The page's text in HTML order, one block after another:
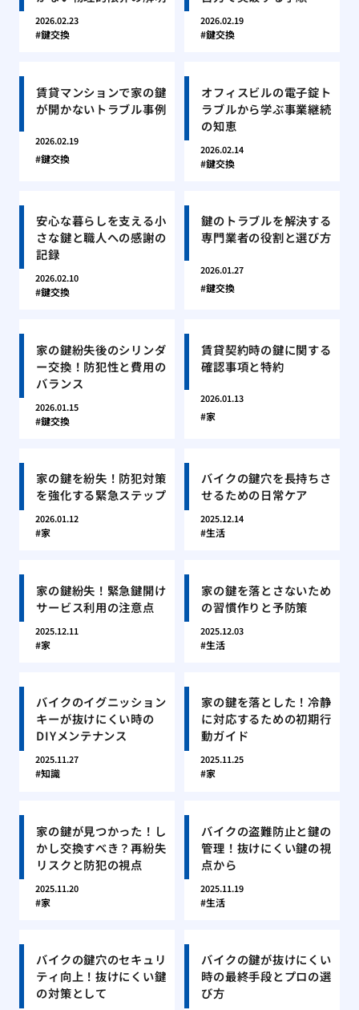
2026.02.23
鍵交換
2026.02.19
鍵交換
賃貸マンションで家の鍵
が開かないトラブル事例
2026.02.19
鍵交換
オフィスビルの電子錠ト
ラブルから学ぶ事業継続
の知恵
2026.02.14
鍵交換
安心な暮らしを支える小
さな鍵と職人への感謝の
記録
2026.02.10
鍵交換
鍵のトラブルを解決する
専門業者の役割と選び方
2026.01.27
鍵交換
家の鍵紛失後のシリンダ
ー交換！防犯性と費用の
バランス
2026.01.15
鍵交換
賃貸契約時の鍵に関する
確認事項と特約
2026.01.13
家
家の鍵を紛失！防犯対策
を強化する緊急ステップ
2026.01.12
家
バイクの鍵穴を長持ちさ
せるための日常ケア
2025.12.14
生活
家の鍵紛失！緊急鍵開け
サービス利用の注意点
2025.12.11
家
家の鍵を落とさないため
の習慣作りと予防策
2025.12.03
生活
バイクのイグニッション
キーが抜けにくい時の
DIYメンテナンス
2025.11.27
知識
家の鍵を落とした！冷静
に対応するための初期行
動ガイド
2025.11.25
家
家の鍵が見つかった！し
かし交換すべき？再紛失
リスクと防犯の視点
2025.11.20
家
バイクの盗難防止と鍵の
管理！抜けにくい鍵の視
点から
2025.11.19
生活
バイクの鍵穴のセキュリ
ティ向上！抜けにくい鍵
の対策として
バイクの鍵が抜けにくい
時の最終手段とプロの選
び方